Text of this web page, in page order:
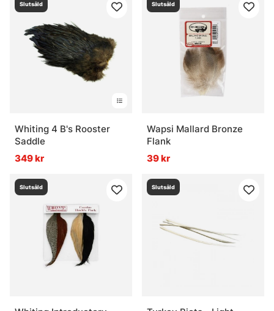
Slutsåld
Whiting 4 B's Rooster
Saddle
349 kr
Slutsåld
Wapsi Mallard Bronze
Flank
39 kr
Slutsåld Slutsåld